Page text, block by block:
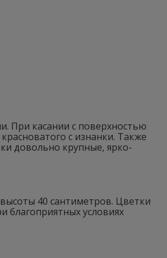
При касании с поверхностью
с изнанки. Также
довольно крупные, ярко-
40 сантиметров. Цветки
благоприятных условиях